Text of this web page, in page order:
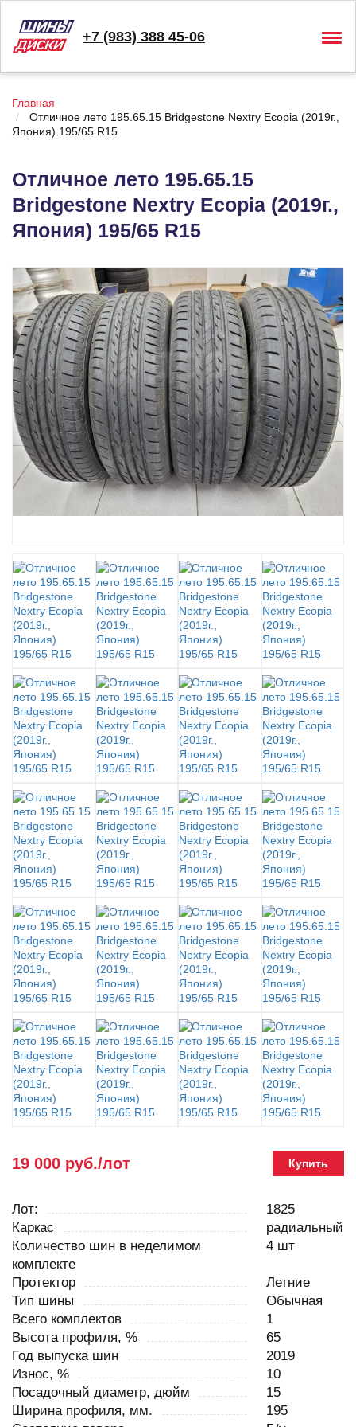
+7 (983) 388 45-06
Главная
Отличное лето 195.65.15 Bridgestone Nextry Ecopia (2019г.,
Япония) 195/65 R15
Отличное лето 195.65.15
Bridgestone Nextry Ecopia (2019г.,
Япония) 195/65 R15
19 000 руб./лот Купить
Лот:
1825
Каркас
радиальный
Количество шин в неделимом
комплекте
4 шт
Протектор
Летние
Тип шины
Обычная
Всего комплектов
1
Высота профиля, %
65
Год выпуска шин
2019
Износ, %
10
Посадочный диаметр, дюйм
15
Ширина профиля, мм.
195